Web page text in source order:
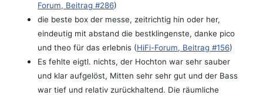
Forum, Beitrag #286)
die beste box der messe, zeitrichtig hin oder her,
eindeutig mit abstand die bestklingenste, danke pico
und theo für das erlebnis (HiFi-Forum, Beitrag #156)
Es fehlte eigtl. nichts, der Hochton war sehr sauber
und klar aufgelöst, Mitten sehr sehr gut und der Bass
war tief und relativ zurückhaltend. Die räumliche